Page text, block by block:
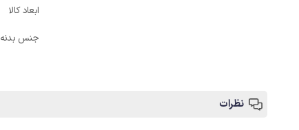
ابعاد کالا
جنس بدنه
نظرات